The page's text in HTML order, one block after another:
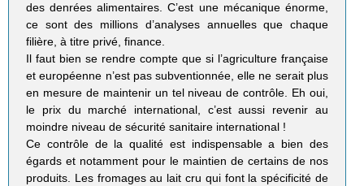
des denrées alimentaires. C’est une mécanique énorme,
ce sont des millions d’analyses annuelles que chaque
filière, à titre privé, finance.
Il faut bien se rendre compte que si l’agriculture française
et européenne n’est pas subventionnée, elle ne serait plus
en mesure de maintenir un tel niveau de contrôle. Eh oui,
le prix du marché international, c’est aussi revenir au
moindre niveau de sécurité sanitaire international !
Ce contrôle de la qualité est indispensable a bien des
égards et notamment pour le maintien de certains de nos
produits. Les fromages au lait cru qui font la spécificité de